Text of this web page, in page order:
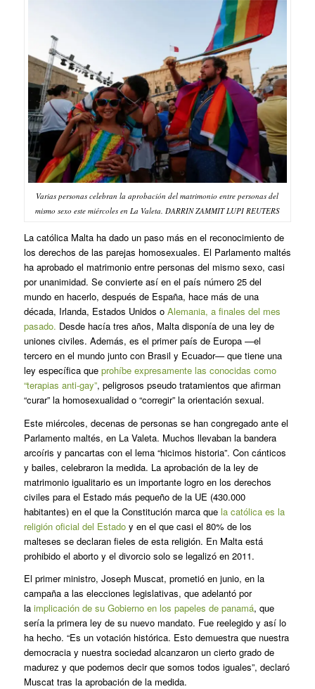
Varias personas celebran la aprobación del matrimonio entre personas del
mismo sexo este miércoles en La Valeta. DARRIN ZAMMIT LUPI REUTERS
La católica Malta ha dado un paso más en el reconocimiento de
los derechos de las parejas homosexuales. El Parlamento maltés
ha aprobado el matrimonio entre personas del mismo sexo, casi
por unanimidad. Se convierte así en el país número 25 del
mundo en hacerlo, después de España, hace más de una
década, Irlanda, Estados Unidos o Alemania, a finales del mes
pasado. Desde hacía tres años, Malta disponía de una ley de
uniones civiles. Además, es el primer país de Europa —el
tercero en el mundo junto con Brasil y Ecuador— que tiene una
ley específica que prohíbe expresamente las conocidas como
“terapias anti-gay”, peligrosos pseudo tratamientos que afirman
“curar” la homosexualidad o “corregir” la orientación sexual.
Este miércoles, decenas de personas se han congregado ante el
Parlamento maltés, en La Valeta. Muchos llevaban la bandera
arcoíris y pancartas con el lema “hicimos historia”. Con cánticos
y bailes, celebraron la medida. La aprobación de la ley de
matrimonio igualitario es un importante logro en los derechos
civiles para el Estado más pequeño de la UE (430.000
habitantes) en el que la Constitución marca que la católica es la
religión oficial del Estadoy en el que casi el 80% de los
malteses se declaran fieles de esta religión. En Malta está
prohibido el aborto y el divorcio solo se legalizó en 2011.
El primer ministro, Joseph Muscat, prometió en junio, en la
campaña a las elecciones legislativas, que adelantó por
la implicación de su Gobierno en los papeles de panamá, que
sería la primera ley de su nuevo mandato. Fue reelegido y así lo
ha hecho. “Es un votación histórica. Esto demuestra que nuestra
democracia y nuestra sociedad alcanzaron un cierto grado de
madurez y que podemos decir que somos todos iguales”, declaró
Muscat tras la aprobación de la medida.